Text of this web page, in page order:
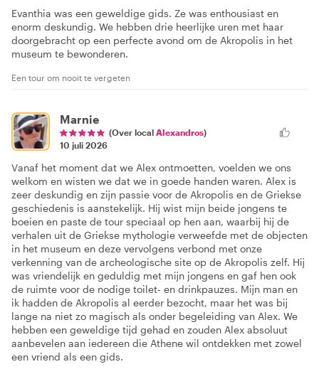
Evanthia was een geweldige gids. Ze was enthousiast en
enorm deskundig. We hebben drie heerlijke uren met haar
doorgebracht op een perfecte avond om de Akropolis in het
museum te bewonderen.
Een tour om nooit te vergeten
Marnie
(Over local Alexandros)
10 juli 2026
Vanaf het moment dat we Alex ontmoetten, voelden we ons
welkom en wisten we dat we in goede handen waren. Alex is
zeer deskundig en zijn passie voor de Akropolis en de Griekse
geschiedenis is aanstekelijk. Hij wist mijn beide jongens te
boeien en paste de tour speciaal op hen aan, waarbij hij de
verhalen uit de Griekse mythologie verweefde met de objecten
in het museum en deze vervolgens verbond met onze
verkenning van de archeologische site op de Akropolis zelf. Hij
was vriendelijk en geduldig met mijn jongens en gaf hen ook
de ruimte voor de nodige toilet- en drinkpauzes. Mijn man en
ik hadden de Akropolis al eerder bezocht, maar het was bij
lange na niet zo magisch als onder begeleiding van Alex. We
hebben een geweldige tijd gehad en zouden Alex absoluut
aanbevelen aan iedereen die Athene wil ontdekken met zowel
een vriend als een gids.